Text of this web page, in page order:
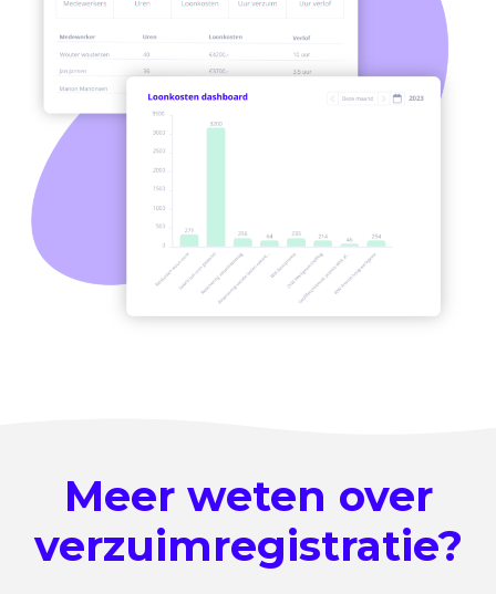
Meer weten over
verzuimregistratie?